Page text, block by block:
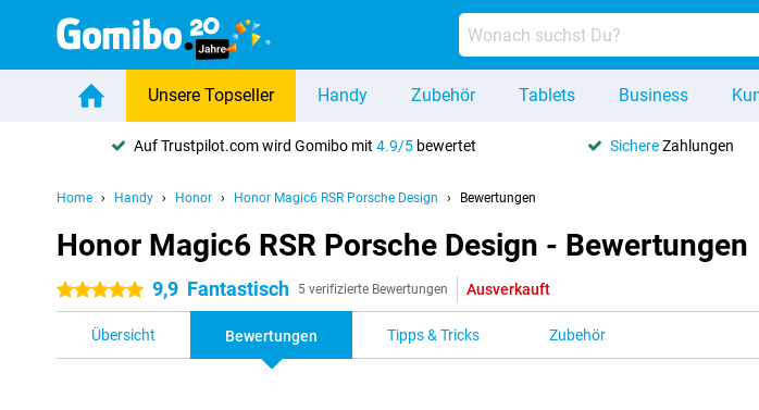
Unsere Topseller Handy Zubehör Tablets Business
Auf Trustpilot.com wird Gomibo mit4.9/5 bewertet SichereZahlungen
Home Handy Honor Honor Magic6 RSR Porsche Design Bewertungen
Honor Magic6 RSR Porsche Design - Bewertungen
5 Sterne 9,9 Fantastisch 5 verifizierte Bewertungen Ausverkauft
Übersicht Bewertungen Tipps & Tricks Zubehör